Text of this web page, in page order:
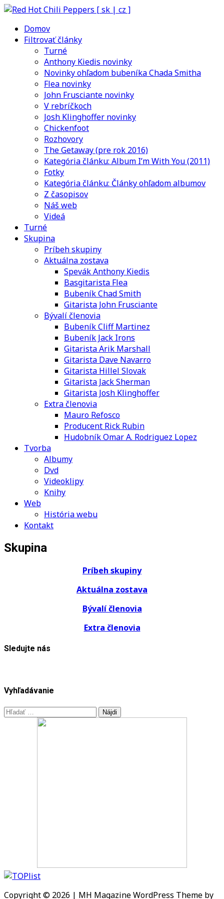
Domov
Filtrovať články
Turné
Anthony Kiedis novinky
Novinky ohľadom bubeníka Chada Smitha
Flea novinky
John Frusciante novinky
V rebríčkoch
Josh Klinghoffer novinky
Chickenfoot
Rozhovory
The Getaway (pre rok 2016)
Kategória článku: Album I’m With You (2011)
Fotky
Kategória článku: Články ohľadom albumov
Z časopisov
Náš web
Videá
Turné
Skupina
Príbeh skupiny
Aktuálna zostava
Spevák Anthony Kiedis
Basgitarista Flea
Bubeník Chad Smith
Gitarista John Frusciante
Bývalí členovia
Bubeník Cliff Martinez
Bubeník Jack Irons
Gitarista Arik Marshall
Gitarista Dave Navarro
Gitarista Hillel Slovak
Gitarista Jack Sherman
Gitarista Josh Klinghoffer
Extra členovia
Mauro Refosco
Producent Rick Rubin
Hudobník Omar A. Rodriguez Lopez
Tvorba
Albumy
Dvd
Videoklipy
Knihy
Web
História webu
Kontakt
Skupina
Príbeh skupiny
Aktuálna zostava
Bývalí členovia
Extra členovia
Sledujte nás
Vyhľadávanie
Hľadať:
Copyright © 2026 | MH Magazine WordPress Theme by